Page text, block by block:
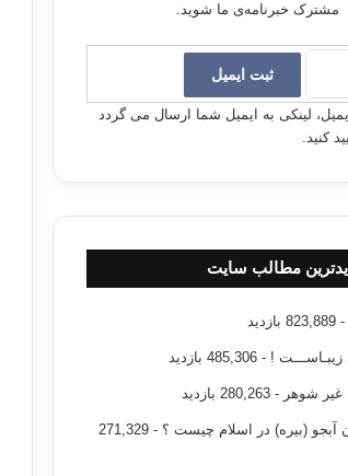
مشترک خبرنامه‌ی ما شوید.
لینکی به ایمیل شما ارسال می گردد
کنید.
مطالب سایت
- 823,889 بازدید
! - 485,306 بازدید
شوهر - 280,263 بازدید
آبجو (بیره) در اسلام چیست ؟
- 271,329